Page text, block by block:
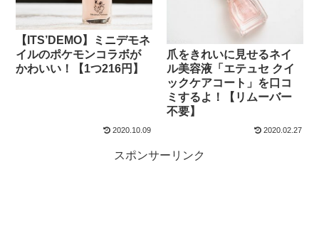
【ITS’DEMO】ミニデモネ
イルのポケモンコラボが
かわいい！【1つ216円】
2020.10.09
爪をきれいに見せるネイ
ル美容液「エテュセ クイ
ックケアコート」を口コ
ミするよ！【リムーバー
不要】
2020.02.27
スポンサーリンク